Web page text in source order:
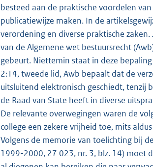
besteed aan de praktische voordelen
publicatiewijze maken. In de
verordening en diverse praktische
van de Algemene wet bestuursrecht
gebeurt. Niettemin staat in deze
2:14, tweede lid, Awb bepaalt dat de
uitsluitend elektronisch geschiedt, tenzij
de Raad van State heeft in diverse
De relevante overwegingen waren de
college een zekere vrijheid toe, mits
Volgens de memorie van toelichting bij
1999-2000, 27 023, nr. 3, blz. 14) moet